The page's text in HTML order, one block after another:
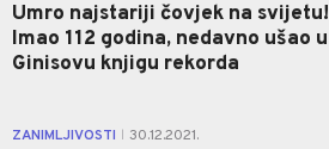
Umro najstariji čovjek na svijetu!
Imao 112 godina, nedavno ušao u
Ginisovu knjigu rekorda
ZANIMLJIVOSTI 30.12.2021.